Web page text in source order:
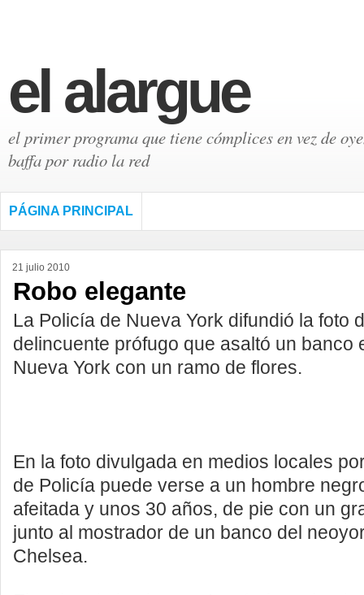
el alargue
el primer programa que tiene cómplices en vez de
baffa por radio la red
PÁGINA PRINCIPAL
21 julio 2010
Robo elegante
La Policía de Nueva York difundió la foto
delincuente prófugo que asaltó un banco
Nueva York con un ramo de flores.
En la foto divulgada en medios locales
de Policía puede verse a un hombre
afeitada y unos 30 años, de pie con un
junto al mostrador de un banco del
Chelsea.